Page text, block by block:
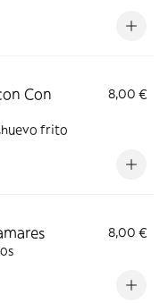
Con
8,00 €
frito
8,00 €